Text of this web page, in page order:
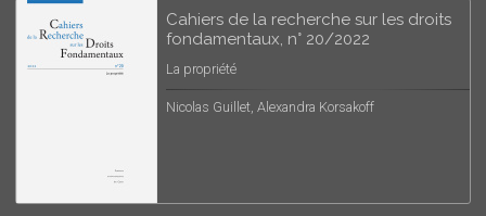
Cahiers de la recherche sur les droits
fondamentaux, n° 20/2022
La propriété
Nicolas Guillet, Alexandra Korsakoff